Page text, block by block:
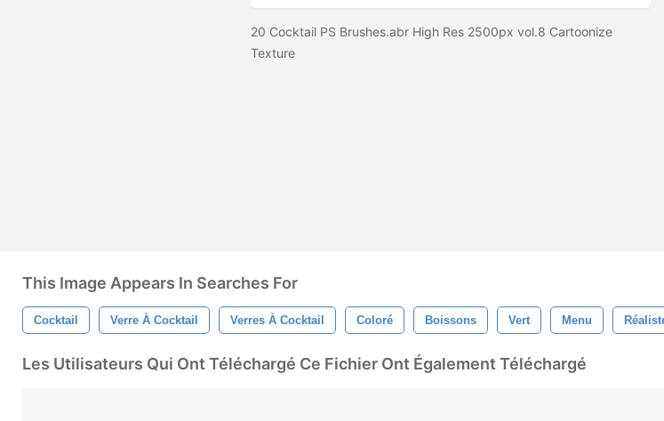
20 Cocktail PS Brushes.abr High Res 2500px vol.8 Cartoonize
Texture
This Image Appears In Searches For
Cocktail Verre À Cocktail Verres À Cocktail Coloré Boissons Vert Menu
Les Utilisateurs Qui Ont Téléchargé Ce Fichier Ont Également Téléchargé